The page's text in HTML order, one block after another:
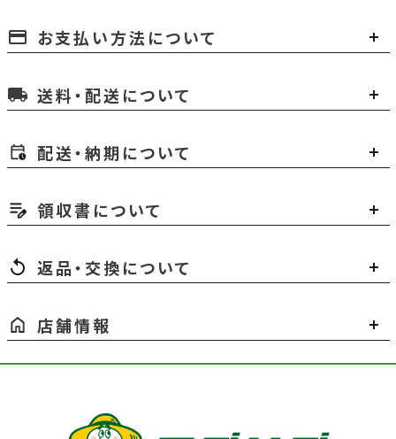
payment お支払い方法について
local_shipping 送料・配送について
配送・納期について
領収書について
返品・交換について
店舗情報